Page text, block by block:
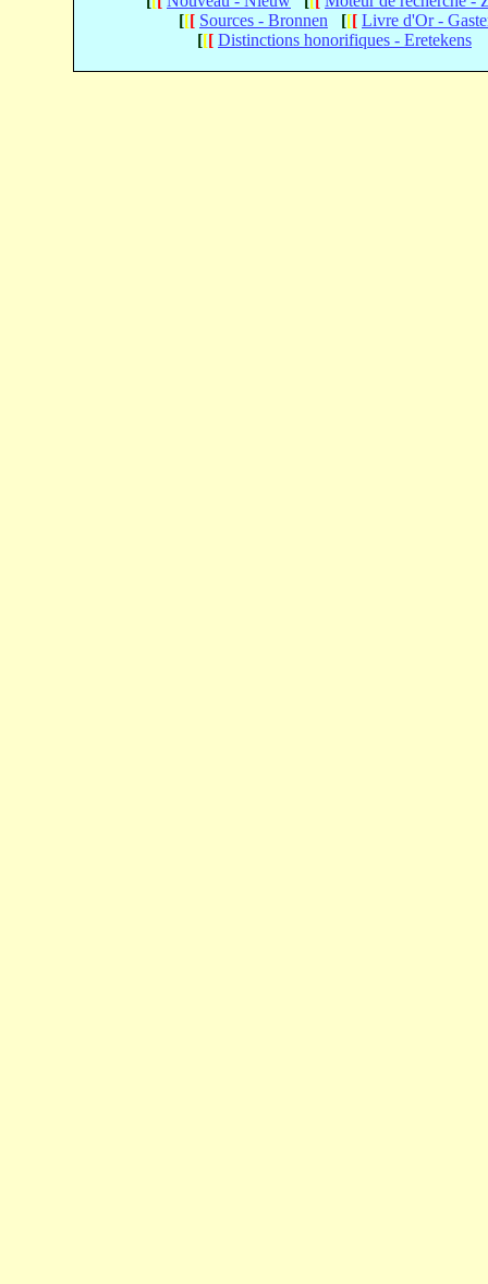
[[[ Sources - Bronnen [[[ Livre d'Or -
[[[ Distinctions honorifiques - Eretekens